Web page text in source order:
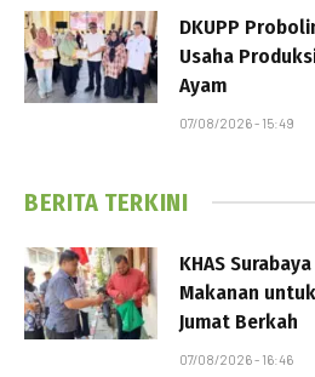
DKUPP
Usaha
Ayam
07/08/2026 - 15:49
BERITA TERKINI
KHAS
Makanan
Jumat Berkah
07/08/2026 - 16:46